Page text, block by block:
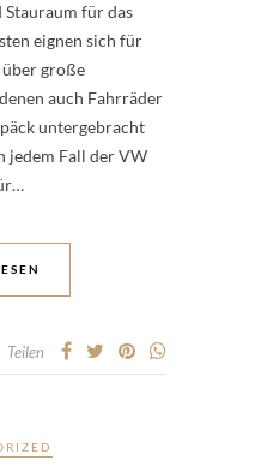
Stauraum für das
eignen sich für
große
auch Fahrräder
untergebracht
jedem Fall der VW
Teilen